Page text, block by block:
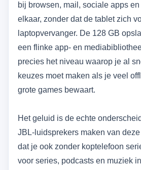
bij browsen, mail, sociale apps
elkaar, zonder dat de tablet zich
laptopvervanger. De 128 GB
een flinke app- en
precies het niveau waarop je al
keuzes moet maken als je veel
grote games bewaart.
Het geluid is de echte
JBL-luidsprekers maken van
dat je ook zonder koptelefoon
voor series, podcasts en muziek